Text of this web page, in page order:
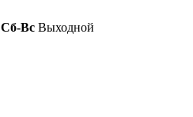
Сб-Вс Выходной